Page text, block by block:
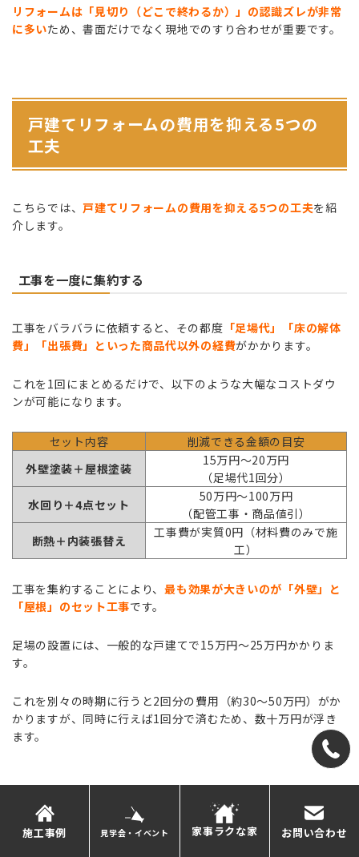
リフォームは「見切り（どこで終わるか）」の認識ズレが非常
に多いため、書面だけでなく現地でのすり合わせが重要です。
戸建てリフォームの費用を抑える5つの
工夫
こちらでは、戸建てリフォームの費用を抑える5つの工夫を紹
介します。
工事を一度に集約する
工事をバラバラに依頼すると、その都度 「足場代」「床の解体
費」「出張費」といった商品代以外の経費がかかります。
これを1回にまとめるだけで、以下のような大幅なコストダウ
ンが可能になります。
セット内容
削減できる金額の目安
外壁塗装＋屋根塗装
15万円〜20万円
（足場代1回分）
水回り＋4点セット
50万円〜100万円
（配管工事・商品値引）
断熱＋内装張替え
工事費が実質0円（材料費のみで施
工）
工事を集約することにより、最も効果が大きいのが「外壁」と
「屋根」のセット工事です。
足場の設置には、一般的な戸建てで15万円〜25万円かかりま
す。
これを別々の時期に行うと2回分の費用（約30〜50万円）がか
かりますが、同時に行えば1回分で済むため、数十万円が浮き
ます。
築年数に応じた優先順位をつける
家の劣化状況に合わせて、お金をかけるべき場所は変化しま
施工事例 見学会・イベント 家事ラクな家 お問い合わせ